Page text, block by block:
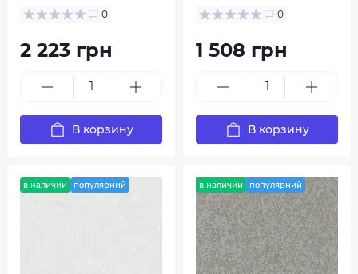
Limonta
Murella Zambaiti Parati
0
2 223 грн
В корзину
0
1 508 грн
В корзину
в наличии популярний в наличии популярний